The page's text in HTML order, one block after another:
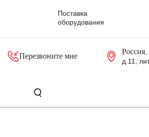
Поставка
оборудования
Перезвоните мне
Россия,
д.11,